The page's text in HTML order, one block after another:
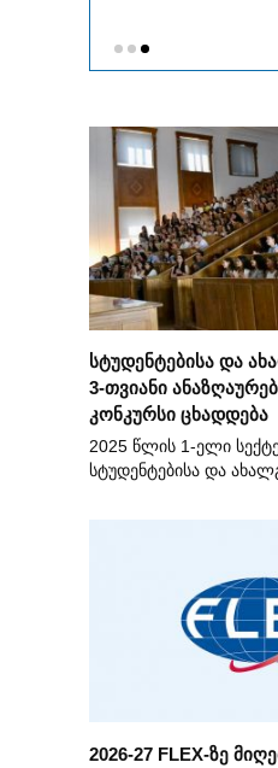
სტუდენტებისა და
3-თვიანი
კონკურსი ცხადდება
2025 წლის 1-ელი
სტუდენტებისა და
2026-27 FLEX-ზე